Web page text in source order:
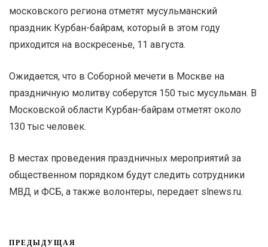
московского региона отметят мусульманский
праздник Курбан-байрам, который в этом году
приходится на воскресенье, 11 августа.
Ожидается, что в Соборной мечети в Москве на
праздничную молитву соберутся 150 тыс мусульман. В
Московской области Курбан-байрам отметят около
130 тыс человек.
В местах проведения праздничных мероприятий за
общественном порядком будут следить сотрудники
МВД и ФСБ, а также волонтеры, передает slnews.ru.
ПРЕДЫДУЩАЯ